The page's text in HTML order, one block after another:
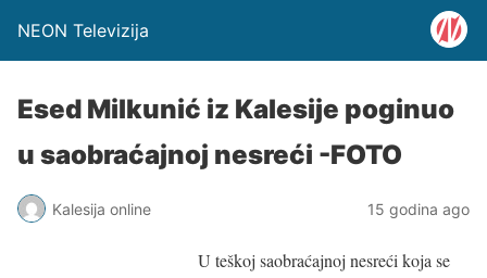
NEON Televizija
Esed Milkunić iz Kalesije poginuo
u saobraćajnoj nesreći -FOTO
Kalesija online 15 godina ago
U teškoj saobraćajnoj nesreći koja se